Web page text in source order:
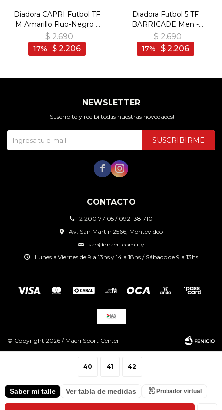
40 41 42
Saber mi talle Ver tabla de medidas Probador virtual
Diadora CAPRI Futbol TF
M Amarillo Fluo-Negro -
Amarillo Fluo-Negro
$ 2.690
$ 2.206
17
Diadora Futbol 5 TF
BARRICADE Men -
Verde/Negro - Verde-
Negro
$ 2.690
$ 2.206
17
CONTACTO
2 200 77 05 / 092 138 710
Av. San Martin 2566, Montevideo
sac@macri.com.uy
Lunes a Viernes de 9 a 13hs y 14 a 18hs / Sábado de 9 a 13hs
NEWSLETTER
¡Suscribite y recibí todas nuestras novedades!
SUSCRIBIRME
 
© Copyright 2026 / Macri Sport Center
Fenicio